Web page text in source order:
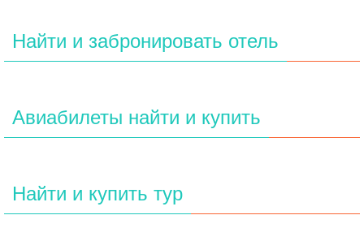
Найти и забронировать отель
Авиабилеты найти и купить
Найти и купить тур